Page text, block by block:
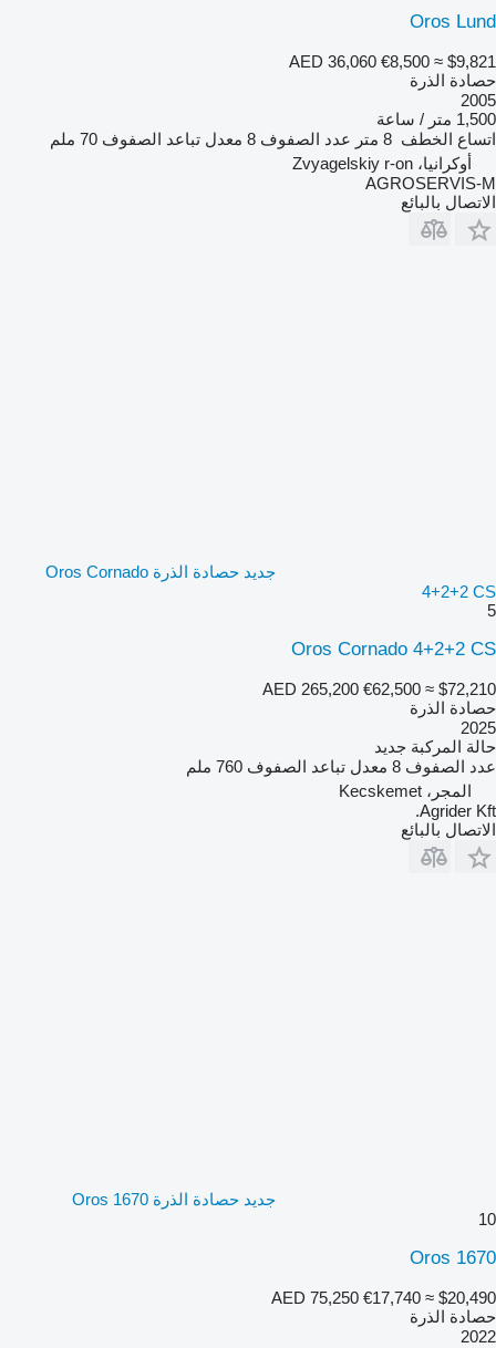
Oros Lund
AED 36,060 €8,500 ≈ $9,821
حصادة الذرة
2005
1,500 متر / ساعة
اتساع الخطف 8 متر عدد الصفوف 8 معدل تباعد الصفوف 70 ملم
أوكرانيا، Zvyagelskiy r-on
AGROSERVIS-M
الاتصال بالبائع
جديد حصادة الذرة Oros Cornado
4+2+2 CS
5
Oros Cornado 4+2+2 CS
AED 265,200 €62,500 ≈ $72,210
حصادة الذرة
2025
حالة المركبة جديد
عدد الصفوف 8 معدل تباعد الصفوف 760 ملم
المجر، Kecskemet
Agrider Kft.
الاتصال بالبائع
جديد حصادة الذرة Oros 1670
10
Oros 1670
AED 75,250 €17,740 ≈ $20,490
حصادة الذرة
2022